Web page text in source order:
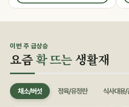
이번 주 급상승
요즘확 뜨는생활재
채소/버섯 정육/유정란 식사대용/